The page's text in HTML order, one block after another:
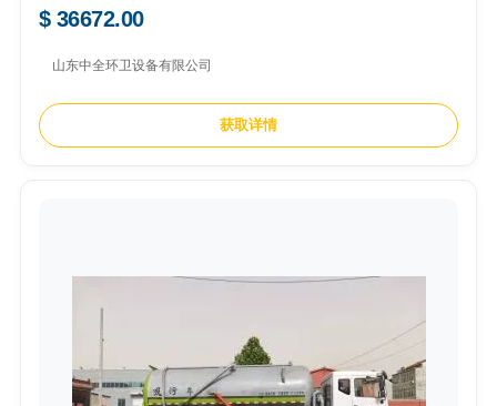
$ 36672.00
山东中全环卫设备有限公司
获取详情